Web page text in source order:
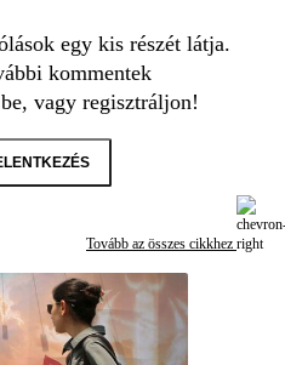
egy kis részét látja.
kommentek
vagy regisztráljon!
Tovább az összes cikkhez